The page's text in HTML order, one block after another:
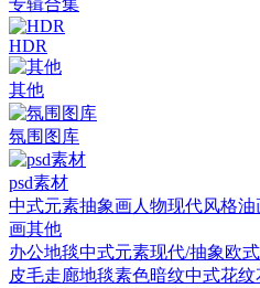
专辑合集
HDR
其他
氛围图库
psd素材
中式元素抽象画人物现代风格油
画其他
办公地毯中式元素现代/抽象欧式
皮毛走廊地毯素色暗纹中式花纹